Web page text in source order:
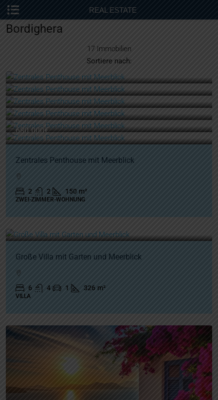
REAL ESTATE
Bordighera
17 Immobilien
Sortiere nach:
680.000€
Zentrales Penthouse mit Meerblick
2 2 150 m²
ZWEI-ZIMMER-WOHNUNG
Große Villa mit Garten und Meerblick
6 4 1 326 m²
VILLA